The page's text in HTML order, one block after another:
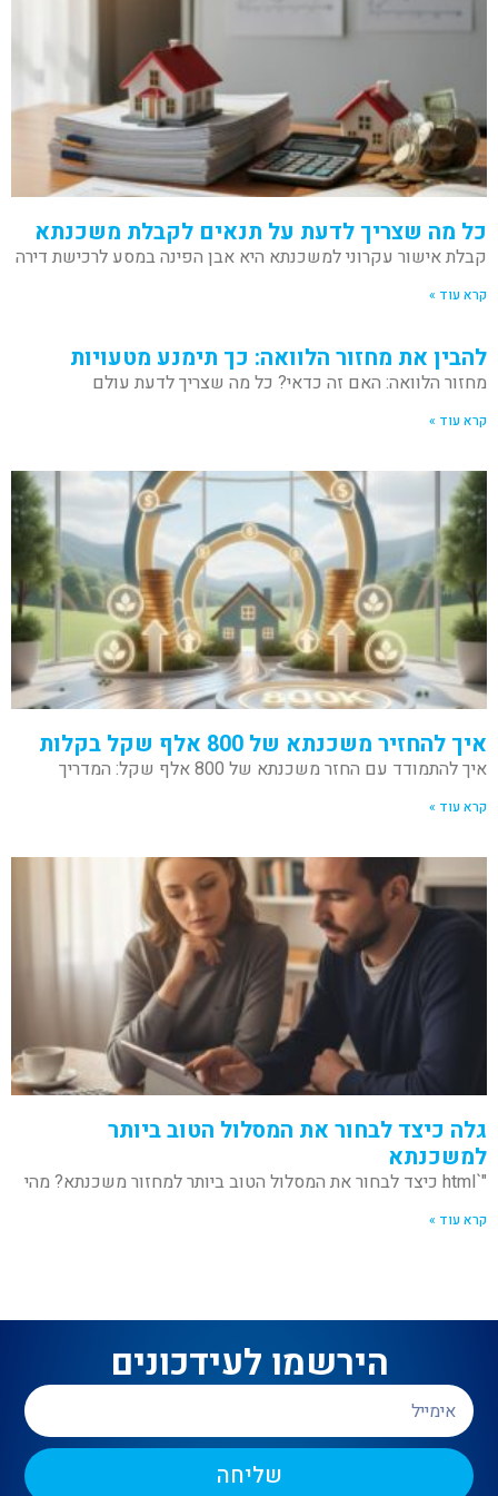
כל מה שצריך לדעת על תנאים לקבלת משכנתא
קבלת אישור עקרוני למשכנתא היא אבן הפינה במסע לרכישת דירה
קרא עוד »
להבין את מחזור הלוואה: כך תימנע מטעויות
מחזור הלוואה: האם זה כדאי? כל מה שצריך לדעת עולם
קרא עוד »
איך להחזיר משכנתא של 800 אלף שקל בקלות
איך להתמודד עם החזר משכנתא של 800 אלף שקל: המדריך
קרא עוד »
גלה כיצד לבחור את המסלול הטוב ביותר
למשכנתא
"`html כיצד לבחור את המסלול הטוב ביותר למחזור משכנתא? מהי
קרא עוד »
הירשמו לעידכונים
שליחה